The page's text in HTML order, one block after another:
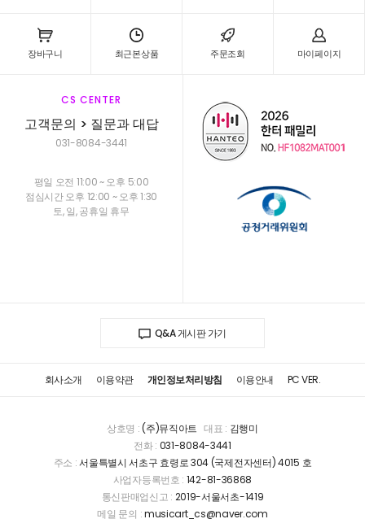
장바구니 최근본상품 주문조회 마이페이지
CS CENTER
고객문의 > 질문과 대답
031-8084-3441
평일 오전 11:00 ~ 오후 5:00
점심시간 오후 12:00 ~ 오후 1:30
토, 일, 공휴일 휴무
Q&A 게시판 가기
회사소개 이용약관 개인정보처리방침 이용안내 PC VER.
상호명 :(주)뮤직아트 대표 : 김행미
전화 : 031-8084-3441
주소 :서울특별시 서초구 효령로 304 (국제전자센터) 4015 호
사업자등록번호 : 142-81-36868
통신판매업신고 : 2019-서울서초-1419
메일 문의 :musicart_cs@naver.com